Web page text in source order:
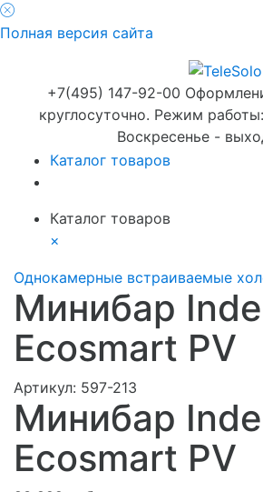
Полная версия сайта
+7(495) 147-92-00
круглосуточно. Режим
Воскресенье -
Каталог товаров
Каталог товаров
×
Однокамерные встраиваемые
Минибар
Ecosmart PV
Артикул: 597-213
Минибар
Ecosmart PV